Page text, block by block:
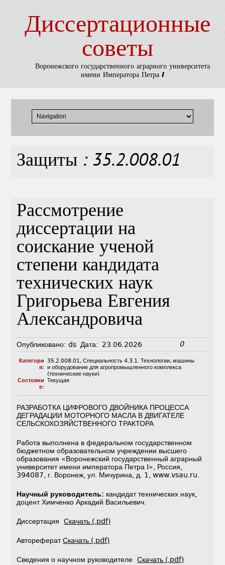
Диссертационные
советы
Воронежского государственного аграрного университета
имени Императора Петра I
Защиты : 35.2.008.01
Рассмотрение
диссертации на
соискание ученой
степени кандидата
технических наук
Григорьева Евгения
Александровича
Опубликовано: ds Дата: 23.06.2026 0
Категори
я:
35.2.008.01, Специальность 4.3.1. Технологии, машины
и оборудование для агропромышленного комплекса
(технические науки)
Состояни
е:
Текущая
РАЗРАБОТКА ЦИФРОВОГО ДВОЙНИКА ПРОЦЕССА
ДЕГРАДАЦИИ МОТОРНОГО МАСЛА В ДВИГАТЕЛЕ
СЕЛЬСКОХОЗЯЙСТВЕННОГО ТРАКТОРА
Работа выполнена в федеральном государственном
бюджетном образовательном учреждении высшего
образования «Воронежский государственный аграрный
университет имени императора Петра I», Россия,
394087, г. Воронеж, ул. Мичурина, д. 1, www.vsau.ru.
Научный руководитель: кандидат технических наук,
доцент Химченко Аркадий Васильевич.
ДиссертацияСкачать (.pdf)
АвторефератСкачать (.pdf)
Сведения о научном руководителеСкачать (.pdf)